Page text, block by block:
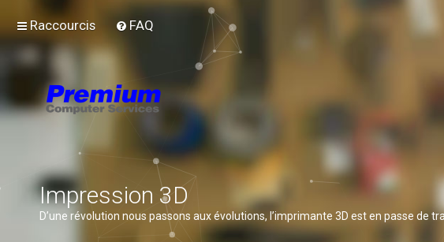
Raccourcis FAQ
Impression 3D
D’une révolution nous passons aux évolutions, l’imprimante 3D est en passe